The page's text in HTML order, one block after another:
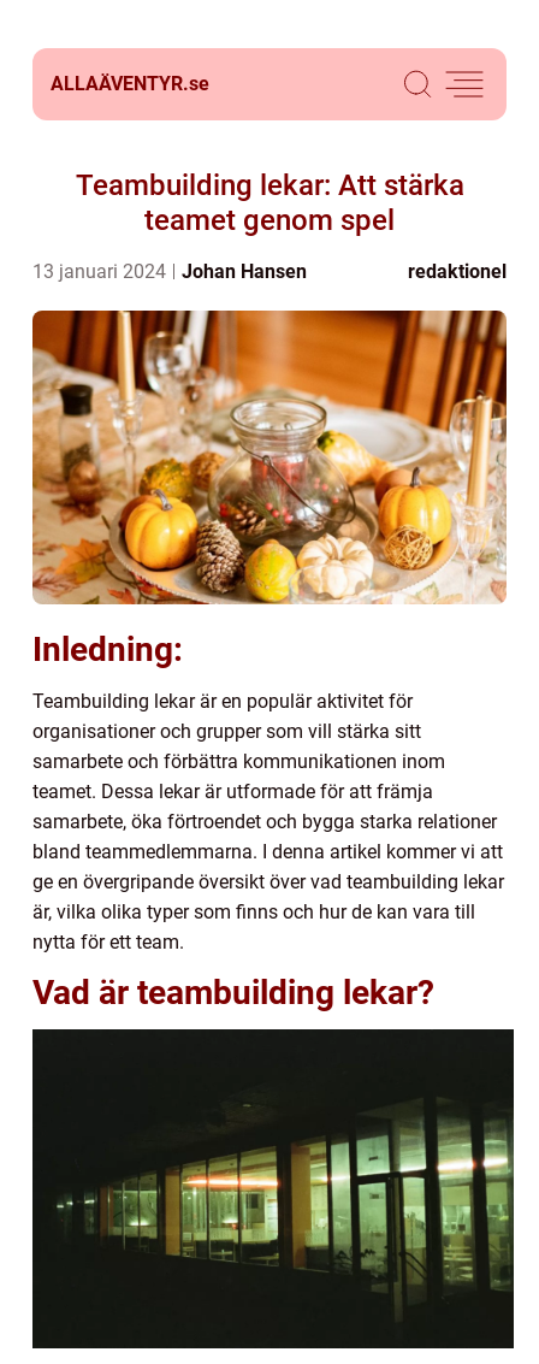
ALLAÄVENTYR.se
Teambuilding lekar: Att stärka
teamet genom spel
13 januari 2024 Johan Hansen redaktionel
Inledning:
Teambuilding lekar är en populär aktivitet för
organisationer och grupper som vill stärka sitt
samarbete och förbättra kommunikationen inom
teamet. Dessa lekar är utformade för att främja
samarbete, öka förtroendet och bygga starka relationer
bland teammedlemmarna. I denna artikel kommer vi att
ge en övergripande översikt över vad teambuilding lekar
är, vilka olika typer som finns och hur de kan vara till
nytta för ett team.
Vad är teambuilding lekar?